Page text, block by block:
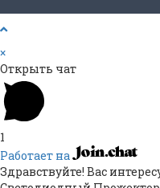
×
Открыть чат
1
Работает на
Здравствуйте! Вас